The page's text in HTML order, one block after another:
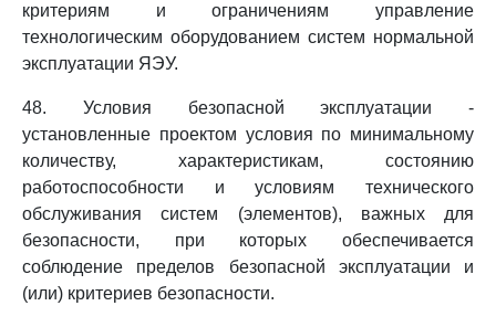
критериям и ограничениям управление
технологическим оборудованием систем нормальной
эксплуатации ЯЭУ.
48. Условия безопасной эксплуатации -
установленные проектом условия по минимальному
количеству, характеристикам, состоянию
работоспособности и условиям технического
обслуживания систем (элементов), важных для
безопасности, при которых обеспечивается
соблюдение пределов безопасной эксплуатации и
(или) критериев безопасности.